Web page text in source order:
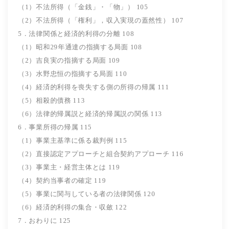
（1）不法所得（「金銭」・「物」） 105
（2）不法所得（「権利」，収入実現の蓋然性） 107
5．法律関係と経済的利得の分離 108
（1）昭和29年通達の指摘する局面 108
（2）吉良実の指摘する局面 109
（3）水野忠恒の指摘する局面 110
（4）経済的利得を喪失する側の所得の帰属 111
（5）相殺的債務 113
（6）法律的帰属説と経済的帰属説の関係 113
6．事業所得の帰属 115
（1）事業主基準に係る裁判例 115
（2）直接認定アプローチと組合契約アプローチ 116
（3）事業主・経営主体とは 119
（4）契約当事者の確定 119
（5）事業に関与している者の法律関係 120
（6）経済的利得の集合・収斂 122
7．おわりに 125